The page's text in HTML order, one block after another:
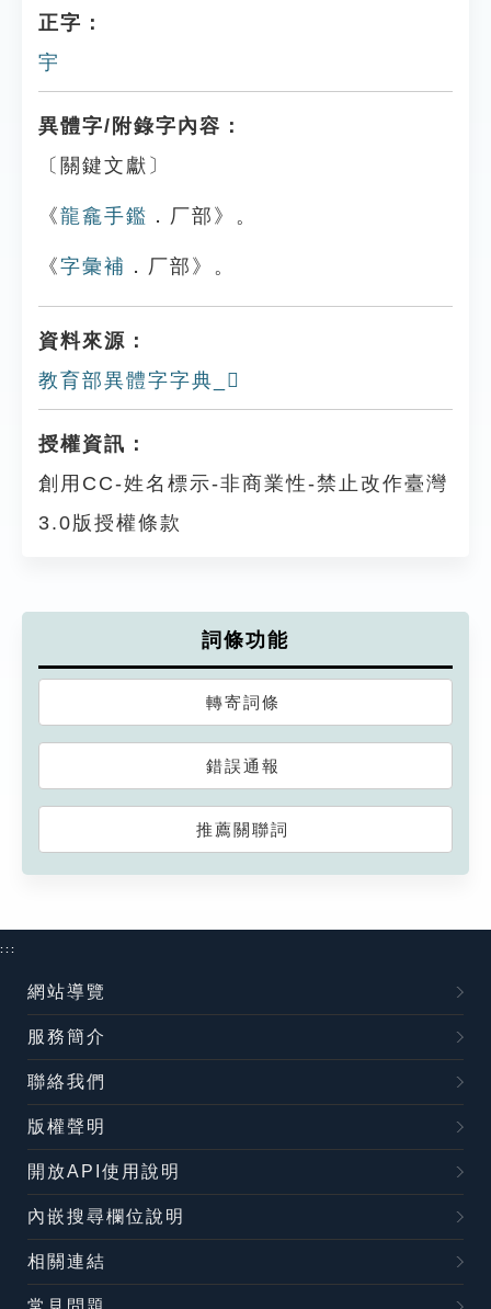
正字：
宇
異體字/附錄字內容：
〔關鍵文獻〕
《龍龕手鑑 ．厂部》。
《字彙補 ．厂部》。
資料來源：
教育部異體字字典_𠨯
授權資訊：
創用CC-姓名標示-非商業性-禁止改作臺灣
3.0版授權條款
詞條功能
轉寄詞條
錯誤通報
推薦關聯詞
:::
網站導覽
服務簡介
聯絡我們
版權聲明
開放API使用說明
內嵌搜尋欄位說明
相關連結